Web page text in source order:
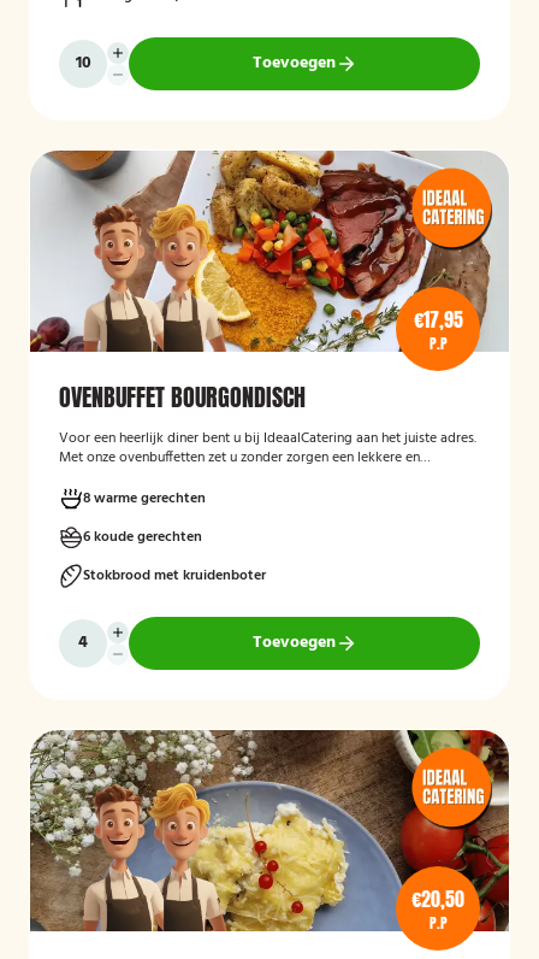
Toevoegen
€17,95
P.P
OVENBUFFET BOURGONDISCH
Voor een heerlijk diner bent u bij IdeaalCatering aan het juiste adres.
Met onze ovenbuffetten zet u zonder zorgen een lekkere en
personen is een ovenbuffet Ideaal!
8 warme gerechten
6 koude gerechten
Stokbrood met kruidenboter
Toevoegen
€20,50
P.P